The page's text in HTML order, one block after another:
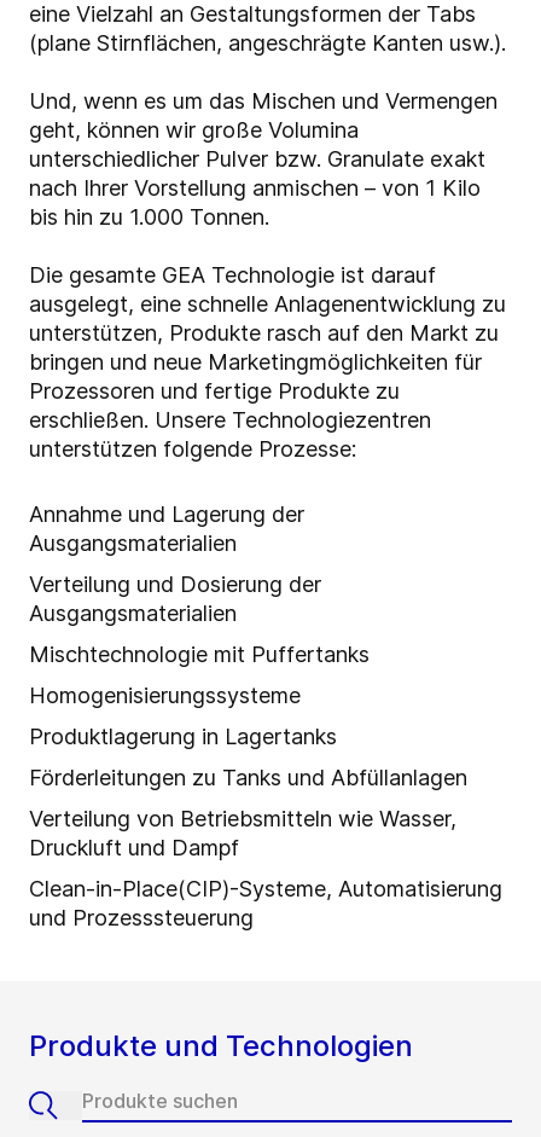
eine Vielzahl an Gestaltungsformen der Tabs
(plane Stirnflächen, angeschrägte Kanten usw.).
Und, wenn es um das Mischen und Vermengen
geht, können wir große Volumina
unterschiedlicher Pulver bzw. Granulate exakt
nach Ihrer Vorstellung anmischen – von 1 Kilo
bis hin zu 1.000 Tonnen.
Die gesamte GEA Technologie ist darauf
ausgelegt, eine schnelle Anlagenentwicklung zu
unterstützen, Produkte rasch auf den Markt zu
bringen und neue Marketingmöglichkeiten für
Prozessoren und fertige Produkte zu
erschließen. Unsere Technologiezentren
unterstützen folgende Prozesse:
Annahme und Lagerung der
Ausgangsmaterialien
Verteilung und Dosierung der
Ausgangsmaterialien
Mischtechnologie mit Puffertanks
Homogenisierungssysteme
Produktlagerung in Lagertanks
Förderleitungen zu Tanks und Abfüllanlagen
Verteilung von Betriebsmitteln wie Wasser,
Druckluft und Dampf
Clean-in-Place(CIP)-Systeme, Automatisierung
und Prozesssteuerung
Produkte und Technologien